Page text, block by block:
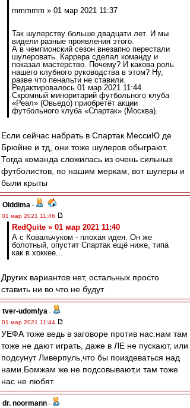
mmmmm » 01 мар 2021 11:37
Так шулерству больше двадцати лет. И мы
видели разные проявления этого.
А в чемпионский сезон внезапно перестали
шулеровать. Каррера сделал команду и
показал мастерство. Почему? И какова роль
нашего клубного руководства в этом? Ну,
разве что пенальти не ставили.
Редактировалось 01 мар 2021 11:44
Скромный миноритарий футбольного клуба
«Реал» (Овьедо) приобретёт акции
футбольного клуба «Спартак» (Москва).
Если сейчас набрать в Спартак МессиЮ де
Брюйне и тд, они тоже шулеров обыграют.
Тогда команда сложилась из очень сильных
футболистов, по нашим меркам, вот шулеры и
были крыты
Olddima -
01 мар 2021 11:46
RedQuite » 01 мар 2021 11:40
А с Ковальчуком - плохая идея. Он же
болотный, опустит Спартак ещё ниже, типа
как в хоккее...
Других вариантов нет, остальных просто
ставить ни во что не будут
tver-udomlya -
01 мар 2021 11:44
УЕФА тоже ведь в заговоре против нас:нам там
тоже не дают играть, даже в ЛЕ не пускают, или
подсунут Ливерпуль,что бы поиздеваться над
нами.Бомжам же не подсовывают,и там тоже
нас не любят.
dr. noormann -